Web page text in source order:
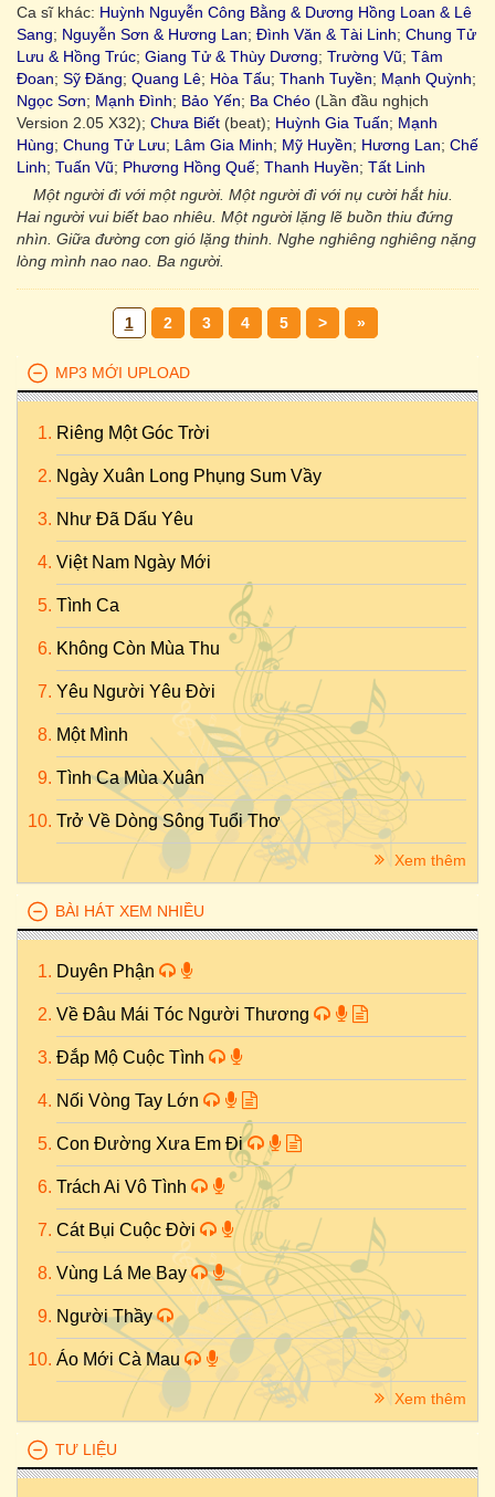
Ca sĩ khác: Huỳnh Nguyễn Công Bằng & Dương Hồng Loan & Lê
Sang; Nguyễn Sơn & Hương Lan; Đình Văn & Tài Linh; Chung Tử
Lưu & Hồng Trúc; Giang Tử & Thùy Dương; Trường Vũ; Tâm
Đoan; Sỹ Đăng; Quang Lê; Hòa Tấu; Thanh Tuyền; Mạnh Quỳnh;
Ngọc Sơn; Mạnh Đình; Bảo Yến; Ba Chéo (Lần đầu nghịch
Version 2.05 X32); Chưa Biết (beat); Huỳnh Gia Tuấn; Mạnh
Hùng; Chung Tử Lưu; Lâm Gia Minh; Mỹ Huyền; Hương Lan; Chế
Linh; Tuấn Vũ; Phương Hồng Quế; Thanh Huyền; Tất Linh
Một người đi với một người. Một người đi với nụ cười hắt hiu.
Hai người vui biết bao nhiêu. Một người lặng lẽ buồn thiu đứng
nhìn. Giữa đường cơn gió lặng thinh. Nghe nghiêng nghiêng nặng
lòng mình nao nao. Ba người.
1 2 3 4 5 > »
MP3 MỚI UPLOAD
Riêng Một Góc Trời
Ngày Xuân Long Phụng Sum Vầy
Như Đã Dấu Yêu
Việt Nam Ngày Mới
Tình Ca
Không Còn Mùa Thu
Yêu Người Yêu Đời
Một Mình
Tình Ca Mùa Xuân
Trở Về Dòng Sông Tuổi Thơ
Xem thêm
BÀI HÁT XEM NHIỀU
Duyên Phận
Về Đâu Mái Tóc Người Thương
Đắp Mộ Cuộc Tình
Nối Vòng Tay Lớn
Con Đường Xưa Em Đi
Trách Ai Vô Tình
Cát Bụi Cuộc Đời
Vùng Lá Me Bay
Người Thầy
Áo Mới Cà Mau
Xem thêm
TƯ LIỆU